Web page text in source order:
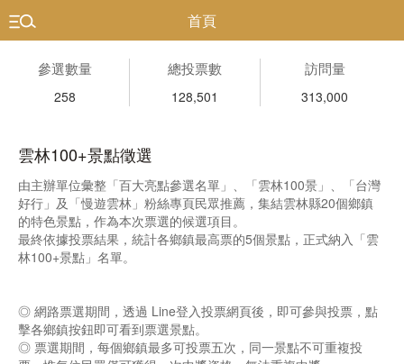
首頁
參選數量
258
總投票數
128,501
訪問量
313,000
雲林100+景點徵選
由主辦單位彙整「百大亮點參選名單」、「雲林100景」、「台灣
好行」及「慢遊雲林」粉絲專頁民眾推薦，集結雲林縣20個鄉鎮
的特色景點，作為本次票選的候選項目。
最終依據投票結果，統計各鄉鎮最高票的5個景點，正式納入「雲
林100+景點」名單。
◎ 網路票選期間，透過 Line登入投票網頁後，即可參與投票，點
擊各鄉鎮按鈕即可看到票選景點。
◎ 票選期間，每個鄉鎮最多可投票五次，同一景點不可重複投